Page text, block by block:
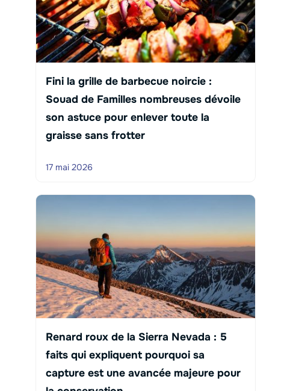
Fini la grille de barbecue noircie :
Souad de Familles nombreuses dévoile
son astuce pour enlever toute la
graisse sans frotter
17 mai 2026
Renard roux de la Sierra Nevada : 5
faits qui expliquent pourquoi sa
capture est une avancée majeure pour